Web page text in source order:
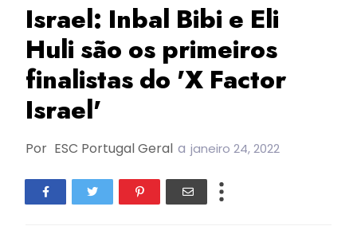
Israel: Inbal Bibi e Eli
Huli são os primeiros
finalistas do 'X Factor
Israel'
Por ESC Portugal Geral a janeiro 24, 2022